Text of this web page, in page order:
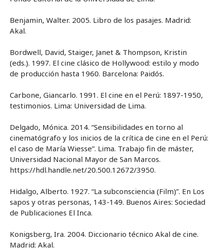
Benjamin, Walter. 2005. Libro de los pasajes. Madrid:
Akal.
Bordwell, David, Staiger, Janet & Thompson, Kristin
(eds.). 1997. El cine clásico de Hollywood: estilo y modo
de producción hasta 1960. Barcelona: Paidós.
Carbone, Giancarlo. 1991. El cine en el Perú: 1897-1950,
testimonios. Lima: Universidad de Lima.
Delgado, Mónica. 2014. “Sensibilidades en torno al
cinematógrafo y los inicios de la crítica de cine en el Perú:
el caso de María Wiesse”. Lima. Trabajo fin de máster,
Universidad Nacional Mayor de San Marcos.
https://hdl.handle.net/20.500.12672/3950.
Hidalgo, Alberto. 1927. “La subconsciencia (Film)”. En Los
sapos y otras personas, 143-149. Buenos Aires: Sociedad
de Publicaciones El Inca.
Konigsberg, Ira. 2004. Diccionario técnico Akal de cine.
Madrid: Akal.